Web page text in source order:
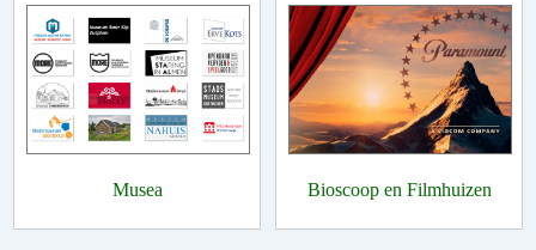
Musea Bioscoop en Filmhuizen